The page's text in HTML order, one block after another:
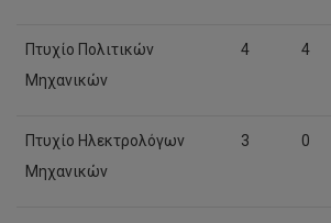
Πτυχίο Πολιτικών
Μηχανικών
4 4
Πτυχίο Ηλεκτρολόγων
Μηχανικών
3 0